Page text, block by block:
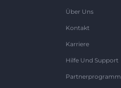
Über Uns
Kontakt
Karriere
Hilfe Und Support
Partnerprogramm